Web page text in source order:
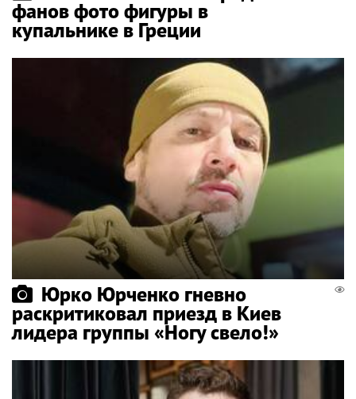
фанов фото фигуры в
купальнике в Греции
Юрко Юрченко гневно
раскритиковал приезд в Киев
лидера группы «Ногу свело!»